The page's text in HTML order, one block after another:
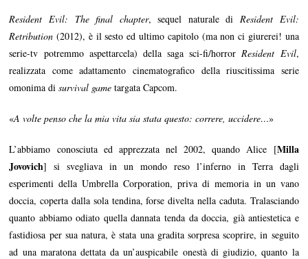
Resident Evil: The final chapter, sequel naturale di Resident Evil:
Retribution (2012), è il sesto ed ultimo capitolo (ma non ci giurerei! una
serie-tv potremmo aspettarcela) della saga sci-fi/horrorResident Evil,
realizzata come adattamento cinematografico della riuscitissima serie
omonima disurvival game targata Capcom.
«A volte penso che la mia vita sia stata questo: correre, uccidere…»
L’abbiamo conosciuta ed apprezzata nel 2002, quando Alice [Milla
Jovovich] si svegliava in un mondo reso l’inferno in Terra dagli
esperimenti della Umbrella Corporation, priva di memoria in un vano
doccia, coperta dalla sola tendina, forse divelta nella caduta. Tralasciando
quanto abbiamo odiato quella dannata tenda da doccia, già antiestetica e
fastidiosa per sua natura, è stata una gradita sorpresa scoprire, in seguito
ad una maratona dettata da un’auspicabile onestà di giudizio, quanto la